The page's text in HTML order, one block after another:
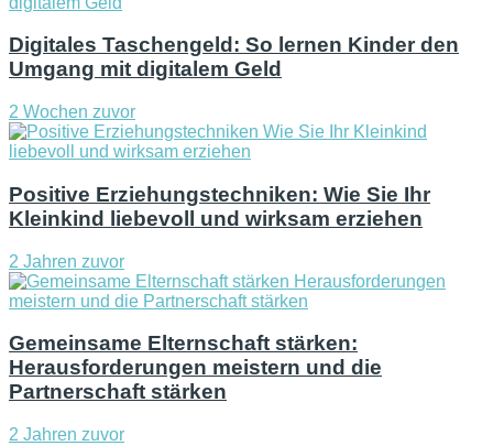
Digitales Taschengeld: So lernen Kinder den
Umgang mit digitalem Geld
2 Wochen zuvor
Positive Erziehungstechniken: Wie Sie Ihr
Kleinkind liebevoll und wirksam erziehen
2 Jahren zuvor
Gemeinsame Elternschaft stärken:
Herausforderungen meistern und die
Partnerschaft stärken
2 Jahren zuvor